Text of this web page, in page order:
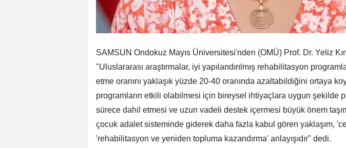
SAMSUN Ondokuz Mayıs Üniversitesi'nden (OMÜ) Prof. Dr. Yeliz
"Uluslararası araştırmalar, iyi yapılandırılmış rehabilitasyon
etme oranını yaklaşık yüzde 20-40 oranında azaltabildiğini ortaya
programların etkili olabilmesi için bireysel ihtiyaçlara uygun şekilde
sürece dahil etmesi ve uzun vadeli destek içermesi büyük önem
çocuk adalet sisteminde giderek daha fazla kabul gören yaklaşım,
'rehabilitasyon ve yeniden topluma kazandırma' anlayışıdır" dedi.